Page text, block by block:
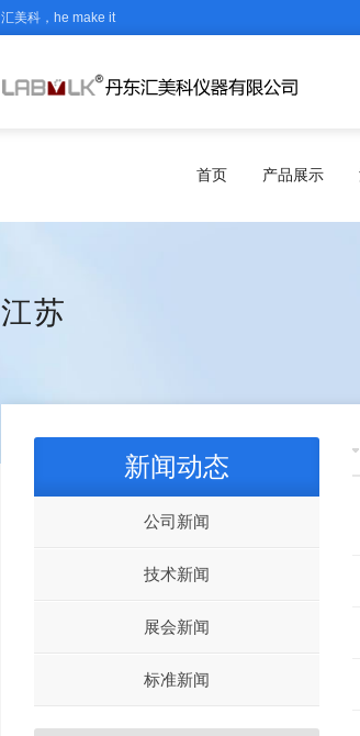
汇美科，he make it
首页 产品展示
江苏
新闻动态
公司新闻
技术新闻
展会新闻
标准新闻